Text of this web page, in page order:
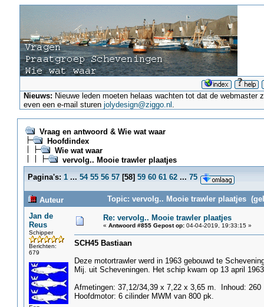
Nieuws: Nieuwe leden moeten helaas wachten tot dat de
even een e-mail sturenjolydesign@ziggo.nl .
Vraag en antwoord & Wie wat waar
Hoofdindex
Wie wat waar
vervolg.. Mooie trawler plaatjes
Pagina's: 1 ... 54 55 56 57[58] 59 60 61 62 ... 75
Auteur
Topic: vervolg.. Mooie trawler plaatjes
Jan de
Reus
Schipper
Berichten:
679
Re: vervolg.. Mooie trawler plaatjes
« Antwoord #855 Gepost op:04-04-2019, 19:33:15 »
SCH45 Bastiaan
Deze motortrawler werd in 1963 gebouwd te
Mij. uit Scheveningen. Het schip kwam op 13 april
Afmetingen: 37,12/34,39 x 7,22 x 3,65 m. Inhoud: 260
Hoofdmotor: 6 cilinder MWM van 800 pk.